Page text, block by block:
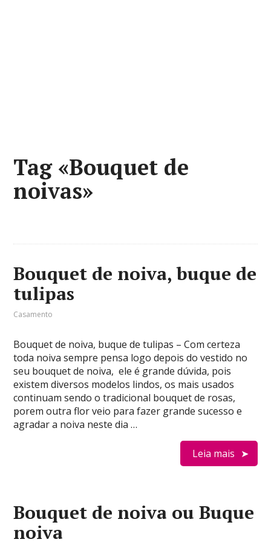
Tag «Bouquet de
noivas»
Bouquet de noiva, buque de
tulipas
Casamento
Bouquet de noiva, buque de tulipas – Com certeza
toda noiva sempre pensa logo depois do vestido no
seu bouquet de noiva, ele é grande dúvida, pois
existem diversos modelos lindos, os mais usados
continuam sendo o tradicional bouquet de rosas,
porem outra flor veio para fazer grande sucesso e
agradar a noiva neste dia …
Leia mais
Bouquet de noiva ou Buque
noiva